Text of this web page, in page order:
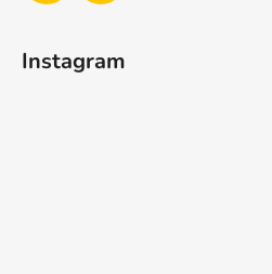
Instagram